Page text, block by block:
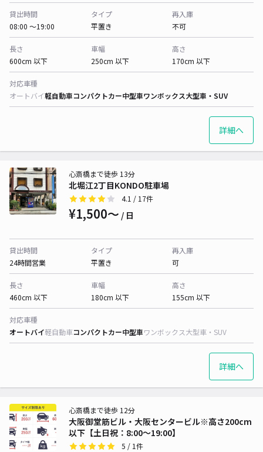
貸出時間
08:00 〜19:00
タイプ
平置き
再入庫
不可
長さ
600cm 以下
車幅
250cm 以下
高さ
170cm 以下
対応車種
オートバイ軽自動車コンパクトカー中型車ワンボックス大型車・SUV
詳細へ
北堀江2丁目KONDO駐車場
心斎橋まで徒歩 13分
4.1 / 17件
¥1,500〜 / 日
貸出時間
24時間営業
タイプ
平置き
再入庫
可
長さ
460cm 以下
車幅
180cm 以下
高さ
155cm 以下
対応車種
オートバイ軽自動車コンパクトカー中型車ワンボックス大型車・SUV
詳細へ
大阪御堂筋ビル・大阪センタービル※高さ200cm
以下【土日祝：8:00～19:00】
心斎橋まで徒歩 12分
5 / 1件